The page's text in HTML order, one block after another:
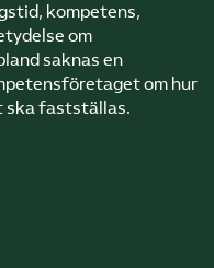
kompetens,
om
saknas en
om hur
ska fastställas.